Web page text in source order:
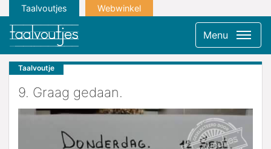
Taalvoutjes Webwinkel
Menu
Taalvoutje
9. Graag gedaan.